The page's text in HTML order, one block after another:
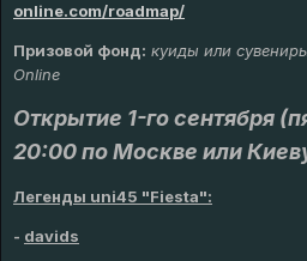
online.com/roadmap/
Призовой фонд: куиды или
Online
Открытие 1-го сентября
20:00 по Москве или
Легенды uni45 "Fiesta":
- davids